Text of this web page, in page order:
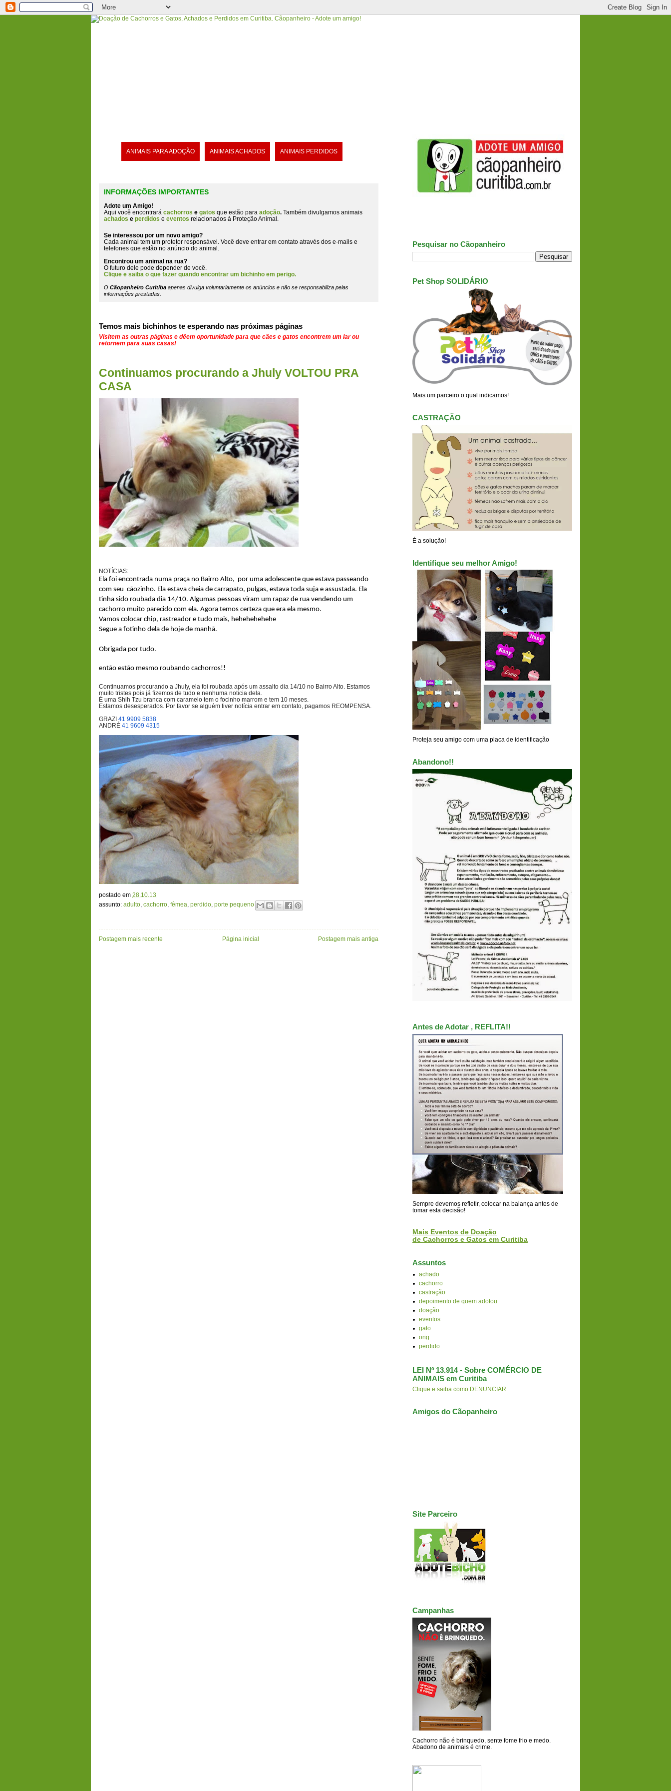
ANIMAIS PARA ADOÇÃO ANIMAIS ACHADOS ANIMAIS PERDIDOS
INFORMAÇÕES IMPORTANTES
Adote um Amigo!
Aqui você encontrará cachorros e gatos que estão para adoção. Também divulgamos animais
achados e perdidos e eventos relacionados à Proteção Animal.
Se interessou por um novo amigo?
Cada animal tem um protetor responsável. Você deve entrar em contato através dos e-mails e
telefones que estão no anúncio do animal
Encontrou um animal na rua?
O futuro dele pode depender de você.
Clique e saiba o que fazer quando encontrar um bichinho em perigo.
O Cãopanheiro Curitiba apenas divulga voluntariamente os anúncios e não se responsabiliza pelas
informações prestadas.
Temos mais bichinhos te esperando nas próximas páginas
Visitem as outras páginas e dêem oportunidade para que cães e gatos encontrem um lar ou
retornem para suas casas!
Continuamos procurando a Jhuly VOLTOU PRA
CASA
NOTÍCIAS:
Ela foi encontrada numa praça no Bairro Alto, por uma adolescente que estava passeando
com seu cãozinho. Ela estava cheia de carrapato, pulgas, estava toda suja e assustada. Ela
tinha sido roubada dia 14/10. Algumas pessoas viram um rapaz de rua vendendo um
cachorro muito parecido com ela. Agora temos certeza que era ela mesmo.
Vamos colocar chip, rastreador e tudo mais, hehehehehehe
Segue a fotinho dela de hoje de manhã.
Obrigada por tudo.
então estão mesmo roubando cachorros!!
Continuamos procurando a Jhuly, ela foi roubada após um assalto dia 14/10 no Bairro Alto. Estamos
muito tristes pois já fizemos de tudo e nenhuma noticia dela.
É uma Shih Tzu branca com caramelo tem o focinho marrom e tem 10 meses.
Estamos desesperados. Por favor se alguém tiver notícia entrar em contato, pagamos REOMPENSA.
GRAZI 41 9909 5838
ANDRÉ 41 9609 4315
postado em 28.10.13
assunto: adulto cachorro fêmea perdido porte pequeno
Postagem mais recente Postagem mais antiga
Página inicial
Pesquisar no Cãopanheiro
Pet Shop SOLIDÁRIO
Mais um parceiro o qual indicamos!
CASTRAÇÃO
É a solução!
Identifique seu melhor Amigo!
Proteja seu amigo com uma placa de identificação
Abandono!!
Antes de Adotar , REFLITA!!
Sempre devemos refletir, colocar na balança antes de
tomar esta decisão!
Mais Eventos de Doação
de Cachorros e Gatos em Curitiba
Assuntos
achado
cachorro
castração
depoimento de quem adotou
doação
eventos
gato
ong
perdido
LEI Nº 13.914 - Sobre COMÉRCIO DE
ANIMAIS em Curitiba
Clique e saiba como DENUNCIAR
Amigos do Cãopanheiro
Site Parceiro
Campanhas
Cachorro não é brinquedo, sente fome frio e medo.
Abadono de animais é crime.